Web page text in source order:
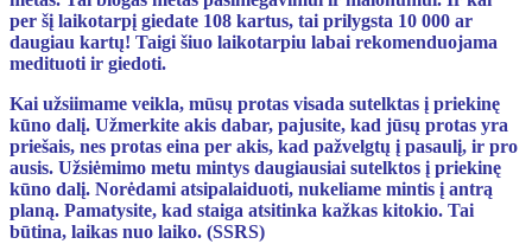
per šį laikotarpį giedate 108 kartus, tai prilygsta 10 000 ar
daugiau kartų! Taigi šiuo laikotarpiu labai rekomenduojama
medituoti ir giedoti.
Kai užsiimame veikla, mūsų protas visada sutelktas į priekinę
kūno dalį. Užmerkite akis dabar, pajusite, kad jūsų protas yra
priešais, nes protas eina per akis, kad pažvelgtų į pasaulį, ir pro
ausis. Užsiėmimo metu mintys daugiausiai sutelktos į priekinę
kūno dalį. Norėdami atsipalaiduoti, nukeliame mintis į antrą
planą. Pamatysite, kad staiga atsitinka kažkas kitokio. Tai
būtina, laikas nuo laiko. (SSRS)